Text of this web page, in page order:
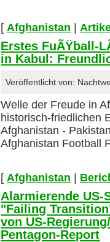
[Afghanistan |
Erstes FuÃŸball-
in Kabul:
Veröffentlicht von:
Welle der Freude in
historisch-friedlichen
Afghanistan -
Afghanistan Football
[ Afghanistan |
Alarmierende
"Failing
von US-
Pentagon-Report